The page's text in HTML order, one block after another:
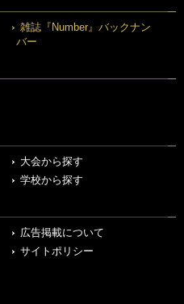
雑誌『Number』バックナン
バー
大会から探す
学校から探す
広告掲載について
サイトポリシー